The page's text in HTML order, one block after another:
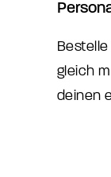
gleich
deinen